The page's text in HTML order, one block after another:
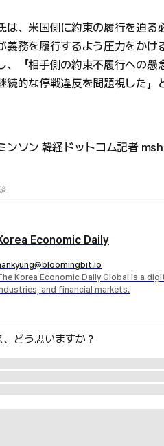
は、米国側に約束の履行を迫る
義務を履行するよう圧力をか
、「相手側の約束不履行への懸
続的な停戦違反を問題視した」
ンソン 韓経ドットコム記者
Economic Daily
Korea Economic Daily Global is a
and financial markets.
どう思いますか？